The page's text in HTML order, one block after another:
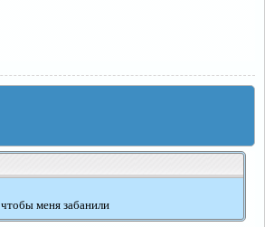
меня забанили